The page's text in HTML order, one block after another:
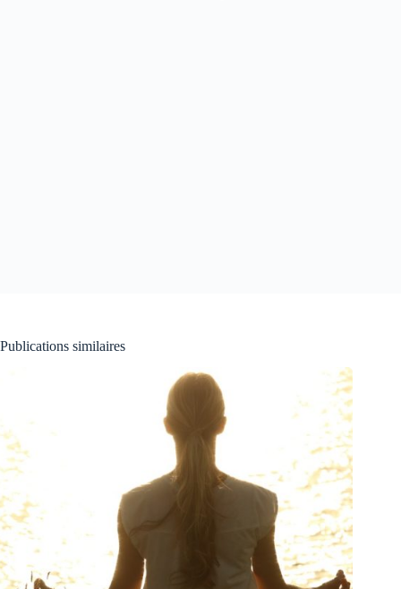
Publications similaires